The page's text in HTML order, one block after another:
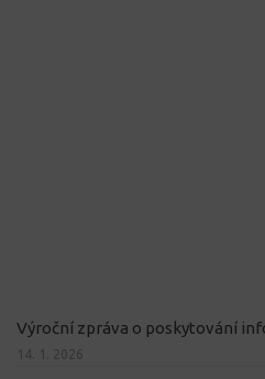
Výroční zpráva o poskytování
14. 1. 2026